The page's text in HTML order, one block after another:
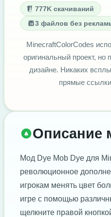
777K скачиваний
3 файлов без
MinecraftColorCodes
оригинальный проект,
дизайне. Никаких
прямые
Описание
Мод Dye Mob Dye для
революционное
игрокам менять цвет
игре с помощью
щелкните правой